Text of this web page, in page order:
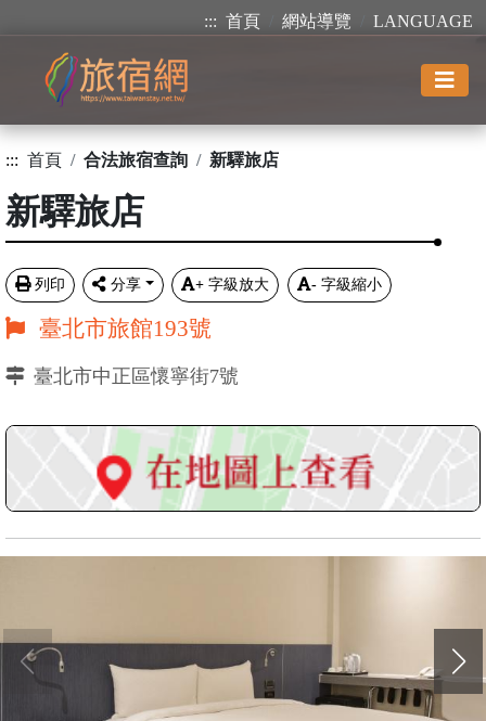
::: 首頁 網站導覽 LANGUAGE
::: 首頁 合法旅宿查詢 新驛旅店
新驛旅店
列印 分享 + 字級放大 - 字級縮小
臺北市旅館193號
臺北市中正區懷寧街7號